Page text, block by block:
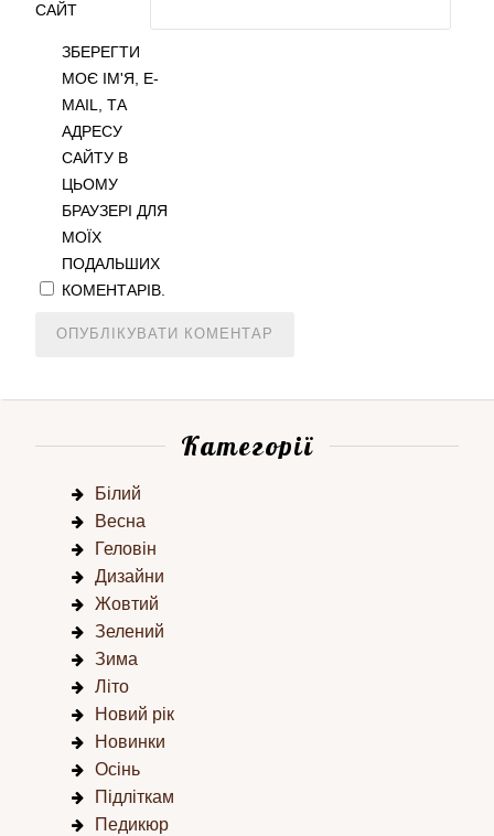
САЙТ
ЗБЕРЕГТИ
МОЄ ІМ'Я, E-
MAIL, ТА
АДРЕСУ
САЙТУ В
ЦЬОМУ
БРАУЗЕРІ ДЛЯ
МОЇХ
ПОДАЛЬШИХ
КОМЕНТАРІВ.
Категорії
Білий
Весна
Геловін
Дизайни
Жовтий
Зелений
Зима
Літо
Новий рік
Новинки
Осінь
Підліткам
Педикюр